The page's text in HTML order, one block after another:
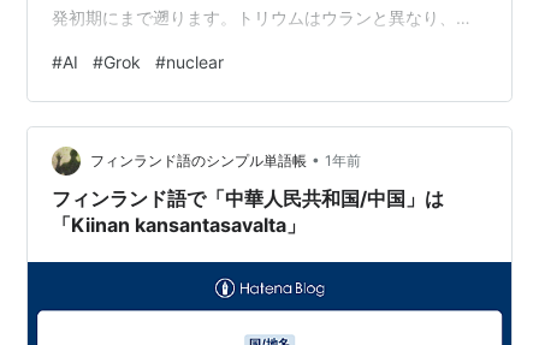
発初期にまで遡ります。トリウムはウランと異なり、自
能性があるとして注目されてきましたが、技術的・政治
的な理由から、ウラン燃料サイクルが主流となり、トリ
ウム炉の開発は長期間停滞しました。以下に、トリウム
炉の歴史を時系列でわかりやすく整理し、重要な出来事
や背景を説明します。 トリウム炉開発の歴史 19…
#AI #Grok #nuclear
フィンランド語のシンプル単語帳 • 1年前
フィンランド語で「中華人民共和国/中国」は
「Kiinan kansantasavalta」